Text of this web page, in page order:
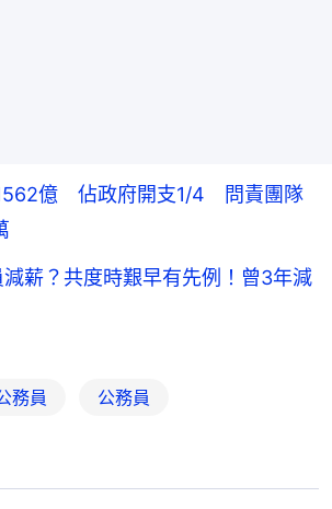
億 佔政府開支1/4 問責團隊
薪？共度時艱早有先例！曾3年減
務員 公務員